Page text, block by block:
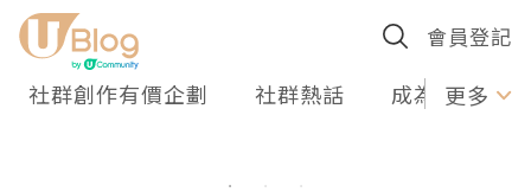
會員登記
社群創作有價企劃 社群熱話 成為U更多